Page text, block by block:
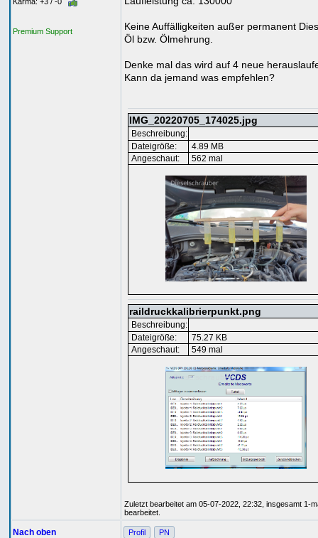
Premium Support
Keine Auffälligkeiten außer permanent
Öl bzw. Ölmehrung.
Denke mal das wird auf 4 neue
Kann da jemand was empfehlen?
IMG_20220705_174025.jpg
Beschreibung:
Dateigröße:
4.89 MB
Angeschaut:
562 mal
raildruckkalibrierpunkt.png
Beschreibung:
Dateigröße:
75.27 KB
Angeschaut:
549 mal
Zuletzt bearbeitet am 05-07-2022, 22:32, insgesamt 1-
bearbeitet.
Nach oben Profil PN